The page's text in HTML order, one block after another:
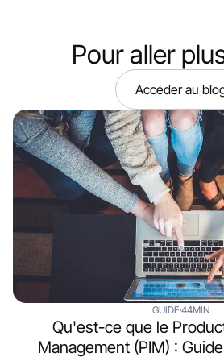
Pour aller
Accéder au
GUIDE44MIN
Qu'est-ce que le
Management (PIM) :